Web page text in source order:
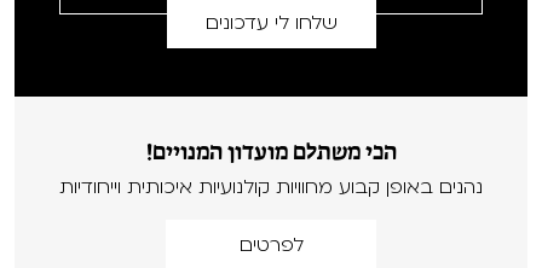
הכי משתלם מועדון המנויים!
נהנים באופן קבוע מחוויות קולנועיות איכותית וייחודיות
לפרטים